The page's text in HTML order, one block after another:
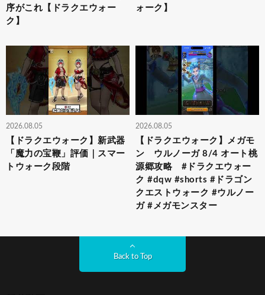
序がこれ【ドラクエウォー
ク】
ォーク】
2026.08.05
【ドラクエウォーク】新武器
「魔力の宝鞭」評価｜スマー
トウォーク段階
2026.08.05
【ドラクエウォーク】メガモ
ン ウルノーガ 8/4 オート桃
源郷攻略 #ドラクエウォー
ク #dqw #shorts #ドラゴン
クエストウォーク #ウルノー
ガ #メガモンスター
Back to Top